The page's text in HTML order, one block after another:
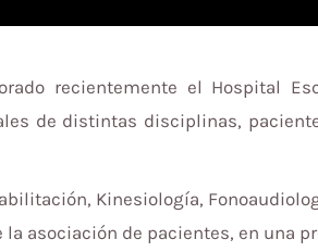
recientemente el Hospital
de distintas disciplinas,
Kinesiología,
asociación de pacientes, en una